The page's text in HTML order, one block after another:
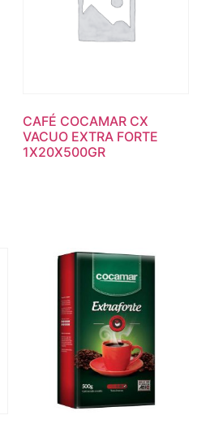
CAFÉ COCAMAR CX
VACUO EXTRA FORTE
1X20X500GR